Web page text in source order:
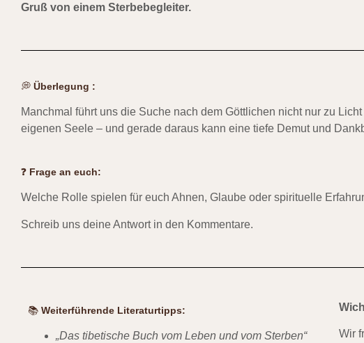
Gruß von einem Sterbebegleiter.
💭 Überlegung :
Manchmal führt uns die Suche nach dem Göttlichen nicht nur zu
eigenen Seele – und gerade daraus kann eine tiefe Demut und
❓ Frage an euch:
Welche Rolle spielen für euch Ahnen, Glaube oder spirituelle
Schreib uns deine Antwort in den Kommentare.
📚 Weiterführende Literaturtipps:
„Das tibetische Buch vom Leben und vom Sterben“
Wir